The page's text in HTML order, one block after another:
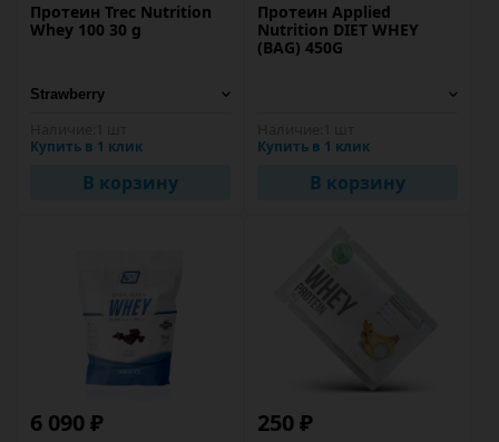
Протеин Trec Nutrition
Whey 100 30 g
Купить в 1 клик
В корзину
Протеин Applied
Nutrition DIET WHEY
(BAG) 450G
Купить в 1 клик
В корзину
6 090 ₽ 250 ₽